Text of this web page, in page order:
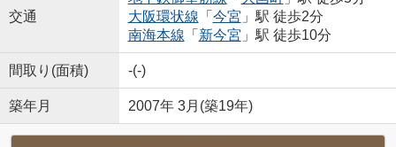
交通
大阪環状線 「 今宮 」駅 徒歩2分
南海本線 「 新今宮 」駅 徒歩10分
間取り(面積) -(-)
築年月 2007年 3月(築19年)